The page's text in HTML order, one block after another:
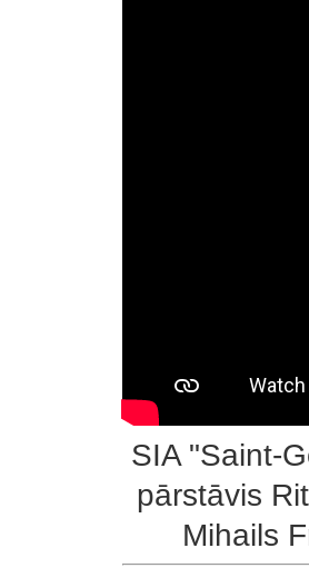
SIA "Saint-
pārstāvis
Mihails